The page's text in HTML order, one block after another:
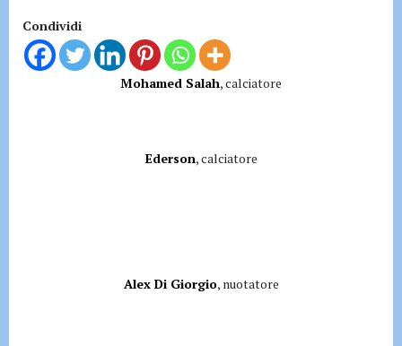
o
n
Condividi
Mohamed Salah, calciatore
Ederson, calciatore
Alex Di Giorgio, nuotatore